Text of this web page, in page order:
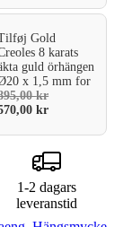
Gold
8 karats
guld örhängen
x 1,5 mmfor
kr
kr
1-2 dagars
leveranstid